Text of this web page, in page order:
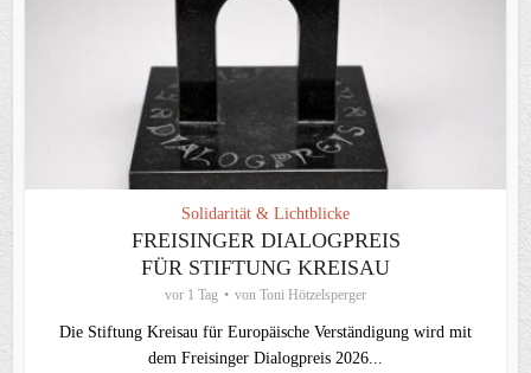
Solidarität & Lichtblicke
FREISINGER DIALOGPREIS
FÜR STIFTUNG KREISAU
vor 1 Tag von Toni Hötzelsperger
Die Stiftung Kreisau für Europäische Verständigung wird mit
dem Freisinger Dialogpreis 2026...